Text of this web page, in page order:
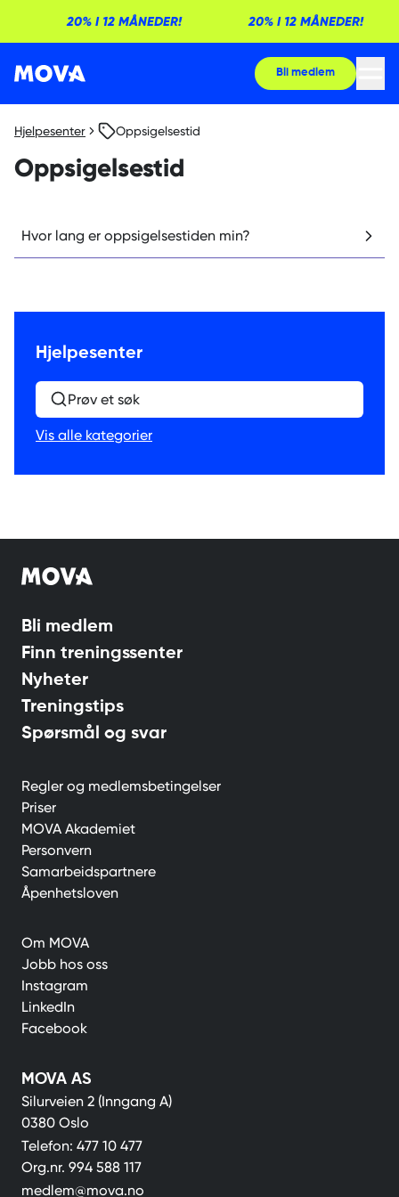
20% I 12 MÅNEDER! 20% I 12 MÅNEDER!
Bli medlem
Hjelpesenter Oppsigelsestid
Oppsigelsestid
Hvor lang er oppsigelsestiden min?
Hjelpesenter
Prøv et søk
Vis alle kategorier
Bli medlem
Finn treningssenter
Nyheter
Treningstips
Spørsmål og svar
Regler og medlemsbetingelser
Priser
MOVA Akademiet
Personvern
Samarbeidspartnere
Åpenhetsloven
Om MOVA
Jobb hos oss
Instagram
LinkedIn
Facebook
MOVA AS
Silurveien 2 (Inngang A)
0380 Oslo
Telefon: 477 10 477
Org.nr. 994 588 117
medlem@mova.no